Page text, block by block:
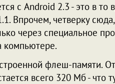
с Android 2.3 - это в то
Впрочем, четверку
через специальное
компьютере.
флеш-памяти.
всего 320 Мб - что